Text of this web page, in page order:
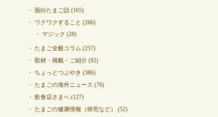
面白たまご話(165)
ワクワクすること (266)
マジック (28)
たまご全般コラム (257)
取材・掲載・ご紹介(92)
ちょっとつぶやき (386)
たまごの海外ニュース (76)
飲食店さまへ(127)
たまごの健康情報（研究など）
(52)